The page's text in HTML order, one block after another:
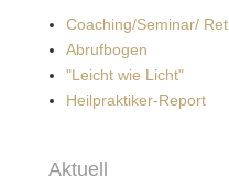
Coaching/Seminar/
Abrufbogen
"Leicht wie Licht"
Heilpraktiker-Report
Aktuell